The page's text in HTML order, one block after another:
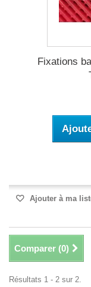
Fixations
Ajouter à ma
Comparer (0)
Résultats 1 - 2 sur 2.